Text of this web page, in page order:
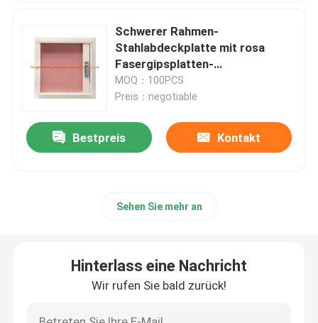
Schwerer Rahmen-
Stahlabdeckplatte mit rosa
Fasergipsplatten-
Trockenmauer-Zusätzen
MOQ：100PCS
Preis：negotiable
Bestpreis Kontakt
Sehen Sie mehr an
Hinterlass eine Nachricht
Wir rufen Sie bald zurück!